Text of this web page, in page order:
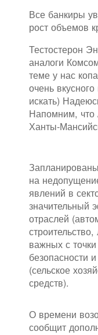
Все банкиры
рост объемов
Тестостерон
аналоги
теме у нас
очень
искать)
Напомним,
Ханты-
на
явлений в
значительный
отраслей
важных с
безопасности
(сельское
средств).
О времени
сообщит